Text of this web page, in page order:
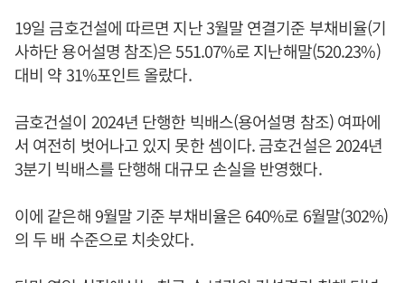
19일 금호건설에 따르면 지난 3월말 연결기준 부채비율(기
사하단 용어설명 참조)은 551.07%로 지난해말(520.23%)
대비 약 31%포인트 올랐다.
금호건설이 2024년 단행한 빅배스(용어설명 참조) 여파에
서 여전히 벗어나고 있지 못한 셈이다. 금호건설은 2024년
3분기 빅배스를 단행해 대규모 손실을 반영했다.
이에 같은해 9월말 기준 부채비율은 640%로 6월말(302%)
의 두 배 수준으로 치솟았다.